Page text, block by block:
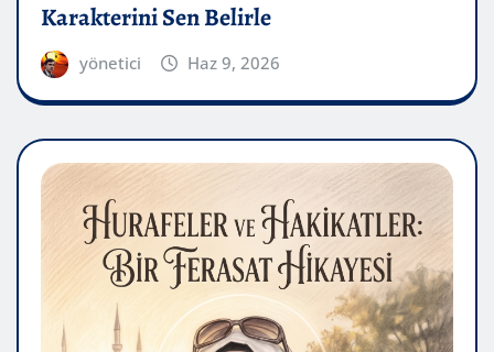
Karakterini Sen Belirle
yönetici Haz 9, 2026